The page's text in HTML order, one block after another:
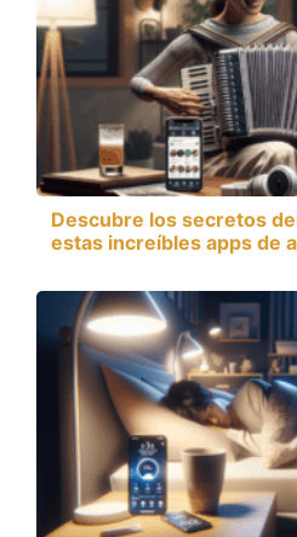
Descubre los secretos
estas increíbles apps de